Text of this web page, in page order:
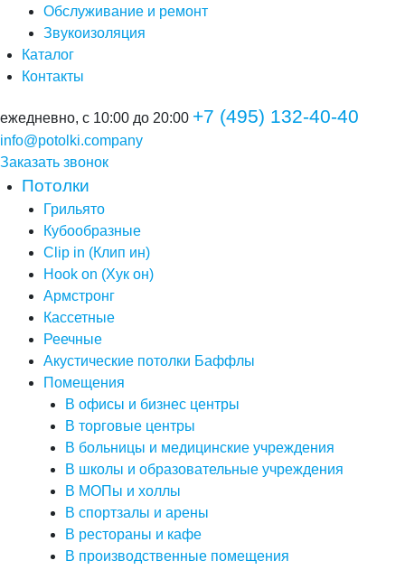
Обслуживание и ремонт
Звукоизоляция
Каталог
Контакты
ежедневно, с 10:00 до 20:00 +7 (495) 132-40-40
info@potolki.company
Заказать звонок
Потолки
Грильято
Кубообразные
Clip in (Клип ин)
Hook on (Хук он)
Армстронг
Кассетные
Реечные
Акустические потолки Баффлы
Помещения
В офисы и бизнес центры
В торговые центры
В больницы и медицинские учреждения
В школы и образовательные учреждения
В МОПы и холлы
В спортзалы и арены
В рестораны и кафе
В производственные помещения